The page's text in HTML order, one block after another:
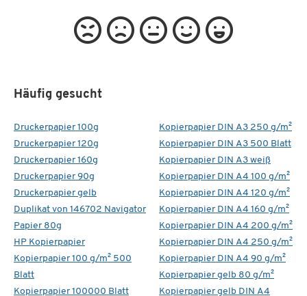
Häufig gesucht
Druckerpapier 100g
Druckerpapier 120g
Druckerpapier 160g
Druckerpapier 90g
Druckerpapier gelb
Duplikat von 146702 Navigator
Papier 80g
HP Kopierpapier
Kopierpapier 100 g/m² 500
Blatt
Kopierpapier 100000 Blatt
Kopierpapier DIN A3 250 g/m²
Kopierpapier DIN A3 500 Blatt
Kopierpapier DIN A3 weiß
Kopierpapier DIN A4 100 g/m²
Kopierpapier DIN A4 120 g/m²
Kopierpapier DIN A4 160 g/m²
Kopierpapier DIN A4 200 g/m²
Kopierpapier DIN A4 250 g/m²
Kopierpapier DIN A4 90 g/m²
Kopierpapier gelb 80 g/m²
Kopierpapier gelb DIN A4